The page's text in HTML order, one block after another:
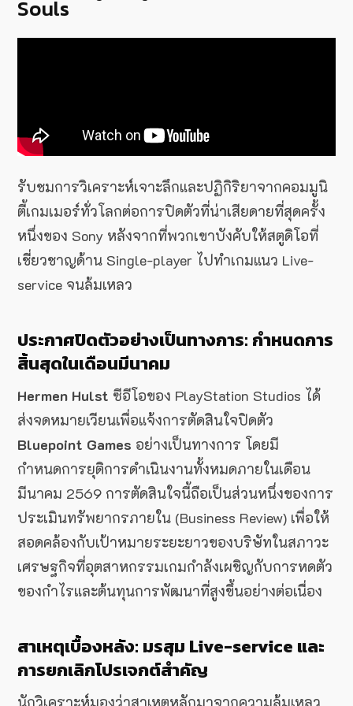
Souls
รับชมการวิเคราะห์เจาะลึกและปฏิกิริยาจากคอมมูนิ
ตี้เกมเมอร์ทั่วโลกต่อการปิดตัวที่น่าเสียดายที่สุดครั้ง
หนึ่งของ Sony หลังจากที่พวกเขาบังคับให้สตูดิโอที่
เชี่ยวชาญด้าน Single-player ไปทำเกมแนว Live-
service จนล้มเหลว
ประกาศปิดตัวอย่างเป็นทางการ: กำหนดการ
สิ้นสุดในเดือนมีนาคม
Hermen Hulst ซีอีโอของ PlayStation Studios ได้
ส่งจดหมายเวียนเพื่อแจ้งการตัดสินใจปิดตัว
Bluepoint Games อย่างเป็นทางการ โดยมี
กำหนดการยุติการดำเนินงานทั้งหมดภายในเดือน
มีนาคม 2569 การตัดสินใจนี้ถือเป็นส่วนหนึ่งของการ
ประเมินทรัพยากรภายใน (Business Review) เพื่อให้
สอดคล้องกับเป้าหมายระยะยาวของบริษัทในสภาวะ
เศรษฐกิจที่อุตสาหกรรมเกมกำลังเผชิญกับการหดตัว
ของกำไรและต้นทุนการพัฒนาที่สูงขึ้นอย่างต่อเนื่อง
สาเหตุเบื้องหลัง: มรสุม Live-service และ
การยกเลิกโปรเจกต์สำคัญ